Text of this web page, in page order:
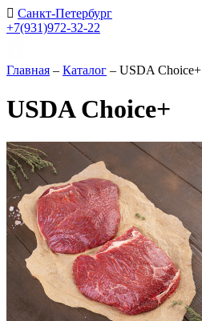
Санкт-Петербург
+7(931)972-32-22
Главная – Каталог – USDA Choice+
USDA Choice+